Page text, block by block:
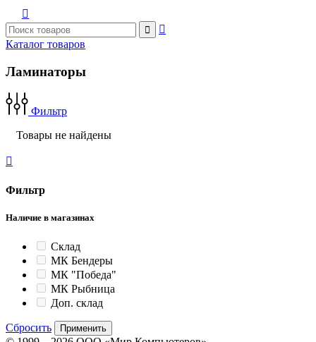



Каталог товаров
Ламинаторы
Фильтр
Товары не найдены

Фильтр
Наличие в магазинах
Склад
МК Бендеры
МК "Победа"
МК Рыбница
Доп. склад
Сбросить Применить